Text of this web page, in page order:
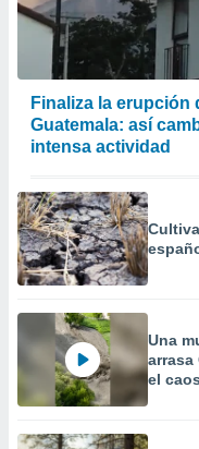
Finaliza la erupción
Guatemala: así
intensa actividad
Una
arrasa
el